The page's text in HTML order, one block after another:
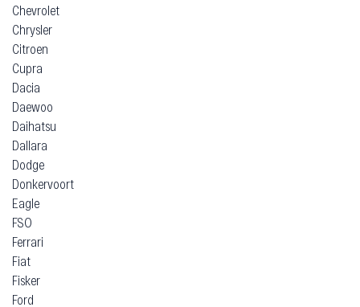
Chevrolet
Chrysler
Citroen
Cupra
Dacia
Daewoo
Daihatsu
Dallara
Dodge
Donkervoort
Eagle
FSO
Ferrari
Fiat
Fisker
Ford